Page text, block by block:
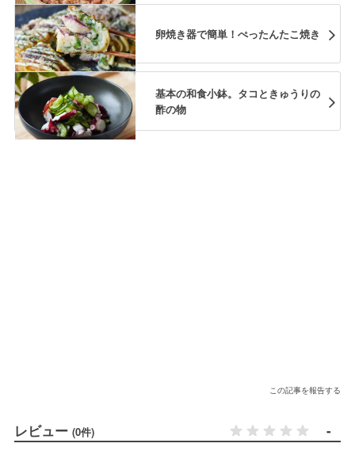
卵焼き器で簡単！ぺったんたこ焼き
基本の和食小鉢。タコときゅうりの
酢の物
この記事を報告する
レビュー (0件) -